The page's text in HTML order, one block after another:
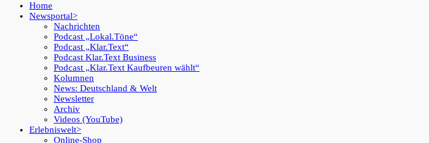
Home
Newsportal
Nachrichten
Podcast „Lokal.Töne“
Podcast „Klar.Text“
Podcast Klar.Text Business
Podcast „Klar.Text Kaufbeuren wählt“
Kolumnen
News: Deutschland & Welt
Newsletter
Archiv
Videos (YouTube)
Erlebniswelt
Online-Shop